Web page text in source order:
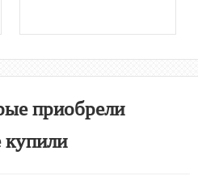
приобрели